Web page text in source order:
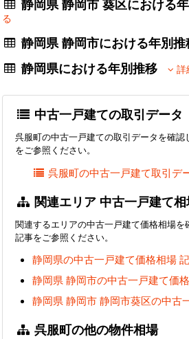
静岡県 静岡市 葵区における
る
静岡県 静岡市における年別
静岡県における年別推移 詳
中古一戸建ての取引データ
呉服町の中古一戸建ての取引データを確
をご参照ください。
呉服町の中古一戸建て取引デ
関連エリア 中古一戸建て
関連するエリアの中古一戸建て価格相場
記事をご参照ください。
静岡県の中古一戸建て価格相場
静岡県 静岡市の中古一戸建て価
静岡県 静岡市 静岡市葵区の中古
呉服町の他の物件相場